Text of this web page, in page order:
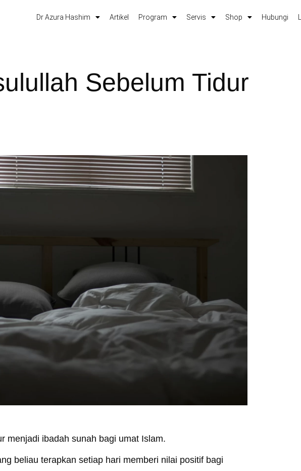
Dr Azura Hashim Artikel Program Servis Shop Hubungi
Sebelum Tidur
menjadi ibadah sunah bagi umat Islam.
beliau terapkan setiap hari memberi nilai positif bagi